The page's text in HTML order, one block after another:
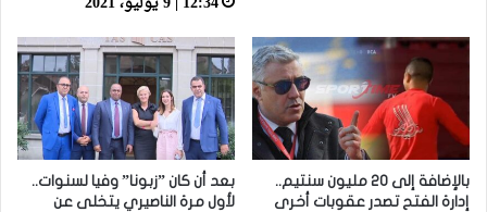
بالإضافة إلى 20 مليون سنتيم..
إدارة الفتح تصدر عقوبات أخرى
بعد أن كان ”زبونا” وفيا لسنوات..
لأول مرة الناصيري يتخلى عن